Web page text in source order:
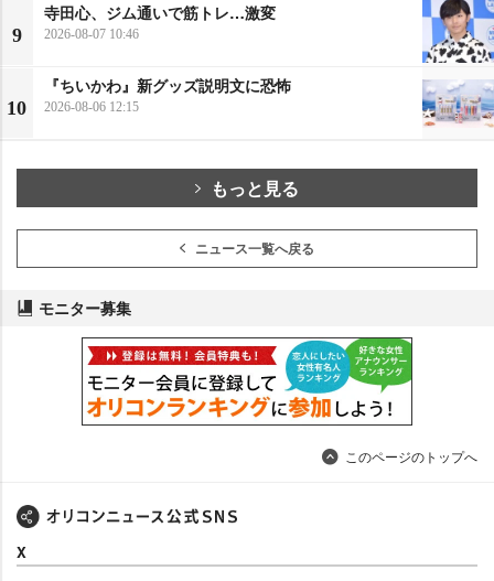
9
寺田心、ジム通いで筋トレ…激変
2026-08-07 10:46
10
『ちいかわ』新グッズ説明文に恐怖
2026-08-06 12:15
もっと見る
ニュース一覧へ戻る
モニター募集
このページのトップへ
X